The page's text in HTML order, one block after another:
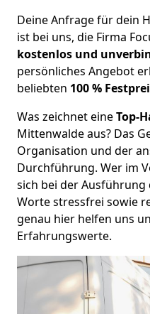
Deine Anfrage für dein
ist bei uns, die Firma
kostenlos und
persönliches Angebot
beliebten 100 %
Was zeichnet eineTop-
Mittenwalde aus? Das
Organisation und der
Durchführung. Wer im
sich bei der
Worte stressfrei sowie
genau hier helfen uns
Erfahrungswerte.